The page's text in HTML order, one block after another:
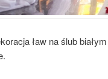
ław na ślub